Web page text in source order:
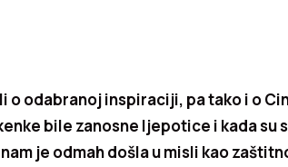
o odabranoj inspiraciji, pa tako i o
bile zanosne ljepotice i kada su
je odmah došla u misli kao